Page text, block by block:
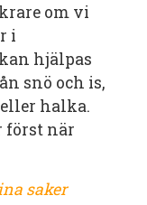
om vi
i
hjälpas
snö och is,
halka.
först när
saker